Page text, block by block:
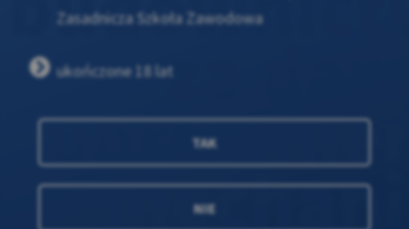
Zasadnicza Szkoła Zawodowa
ukończone 18 lat
TAK
NIE